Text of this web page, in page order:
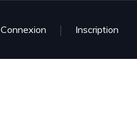
Connexion Inscription